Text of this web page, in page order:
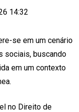
14:32
se em um cenário
sociais, buscando
em um contexto
no Direito de